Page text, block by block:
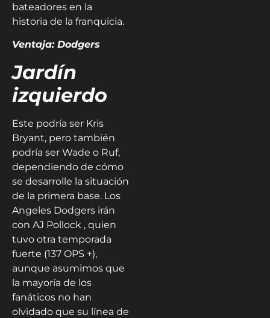
bateadores en la
historia de la franquicia.
Ventaja: Dodgers
Jardín
izquierdo
Este podría ser Kris
Bryant, pero también
podría ser Wade o Ruf,
dependiendo de cómo
se desarrolle la situación
de la primera base. Los
Angeles Dodgers irán
con AJ Pollock , quien
tuvo otra temporada
fuerte (137 OPS +),
aunque asumimos que
la mayoría de los
fanáticos no han
olvidado que su línea de